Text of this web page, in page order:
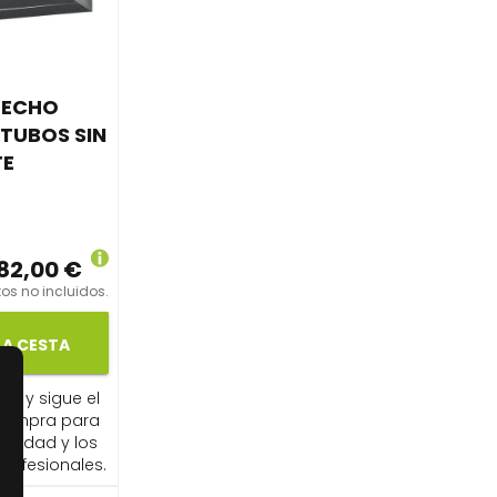
SIN
€
no incluidos.
CESTA
y sigue el
para
y los